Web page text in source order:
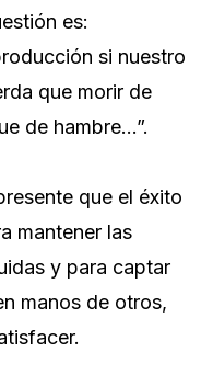
es:
si nuestro
que morir de
de hambre…”.
que el éxito
mantener las
y para captar
manos de otros,